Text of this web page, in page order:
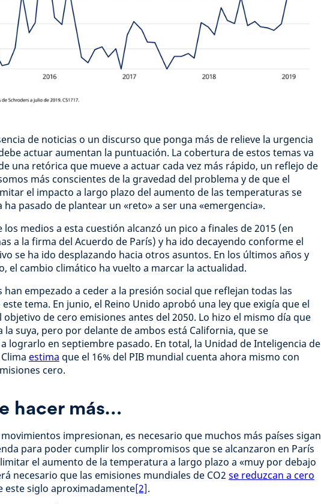
de noticias o un discurso que ponga más de relieve la urgencia
actuar aumentan la puntuación. La cobertura de estos temas va
una retórica que mueve a actuar cada vez más rápido, un reflejo de
más conscientes de la gravedad del problema y de que el
el impacto a largo plazo del aumento de las temperaturas se
ha pasado de plantear un «reto» a ser una «emergencia».
los medios a esta cuestión alcanzó un pico a finales de 2015 (en
a la firma del Acuerdo de París) y ha ido decayendo conforme el
se ha ido desplazando hacia otros asuntos. En los últimos años y
el cambio climático ha vuelto a marcar la actualidad.
han empezado a ceder a la presión social que reflejan todas las
tema. En junio, el Reino Unido aprobó una ley que exigía que el
objetivo de cero emisiones antes del 2050. Lo hizo el mismo día que
la suya, pero por delante de ambos está California, que se
lograrlo en septiembre pasado. En total, la Unidad de Inteligencia de
estima que el 16% del PIB mundial cuenta ahora mismo con
cero.
hacer más…
impresionan, es necesario que muchos más países sigan
para poder cumplir los compromisos que se alcanzaron en París
limitar el aumento de la temperatura a largo plazo a «muy por debajo
necesario que las emisiones mundiales de CO2 se reduzcan a cero
este siglo aproximadamente[2].